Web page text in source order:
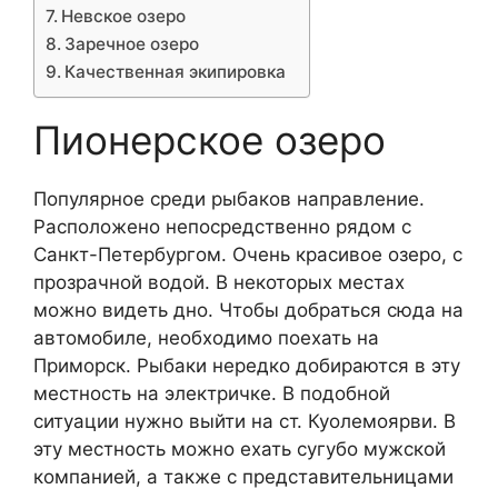
Невское озеро
Заречное озеро
Качественная экипировка
Пионерское озеро
Популярное среди рыбаков направление.
Расположено непосредственно рядом с
Санкт-Петербургом. Очень красивое озеро, с
прозрачной водой. В некоторых местах
можно видеть дно. Чтобы добраться сюда на
автомобиле, необходимо поехать на
Приморск. Рыбаки нередко добираются в эту
местность на электричке. В подобной
ситуации нужно выйти на ст. Куолемоярви. В
эту местность можно ехать сугубо мужской
компанией, а также с представительницами